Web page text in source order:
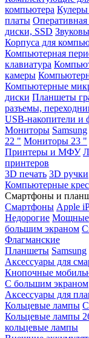
компьютера
платы
диски, SSD
Корпуса для
Компьютерная
клавиатура
камеры
Компьютерные
диски Планшеты
разъемы,
USB-накопители и
Мониторы Samsung
22 " Мониторы 23 "
Принтеры и МФУ
принтеров
3D печать 3D ручки
Компьютерные
Смартфоны и
Смартфоны Apple
Недорогие Мощные
большим экраном
Флагманские
Планшеты Samsung
Аксессуары для
Кнопочные
С большим экраном
Аксессуары для
Кольцевые лампы
Кольцевые лампы
кольцевые лампы